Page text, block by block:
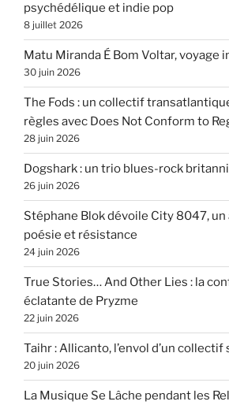
psychédélique et indie pop
8 juillet 2026
Matu Miranda É Bom Voltar, voyage
30 juin 2026
The Fods : un collectif
règles avec Does Not Conform to
28 juin 2026
Dogshark : un trio blues-rock
26 juin 2026
Stéphane Blok dévoile City 8047,
poésie et résistance
24 juin 2026
True Stories… And Other Lies : la
éclatante de Pryzme
22 juin 2026
Taihr : Allicanto, l’envol d’un
20 juin 2026
La Musique Se Lâche pendant les